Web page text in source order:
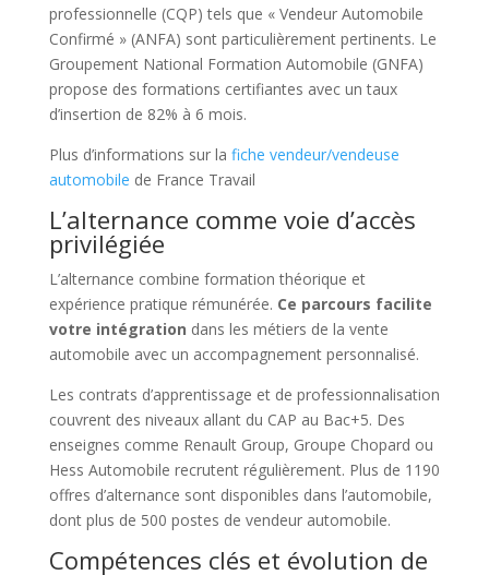
professionnelle (CQP) tels que « Vendeur Automobile
Confirmé » (ANFA) sont particulièrement pertinents. Le
Groupement National Formation Automobile (GNFA)
propose des formations certifiantes avec un taux
d’insertion de 82% à 6 mois.
Plus d’informations sur la fiche vendeur/vendeuse
automobile de France Travail
L’alternance comme voie d’accès
privilégiée
L’alternance combine formation théorique et
expérience pratique rémunérée. Ce parcours facilite
votre intégration dans les métiers de la vente
automobile avec un accompagnement personnalisé.
Les contrats d’apprentissage et de professionnalisation
couvrent des niveaux allant du CAP au Bac+5. Des
enseignes comme Renault Group, Groupe Chopard ou
Hess Automobile recrutent régulièrement. Plus de 1190
offres d’alternance sont disponibles dans l’automobile,
dont plus de 500 postes de vendeur automobile.
Compétences clés et évolution de